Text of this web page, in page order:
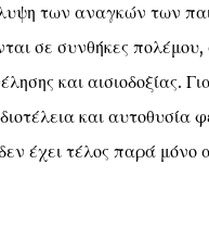
των αναγκών των
σε συνθήκες
και αισιοδοξίας.
και αυτοθυσία
έχει τέλος παρά μόνο